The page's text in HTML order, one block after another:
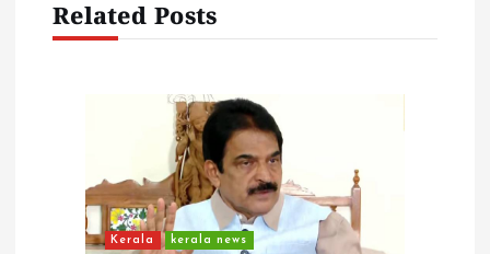
g
Related Posts
Kerala kerala news